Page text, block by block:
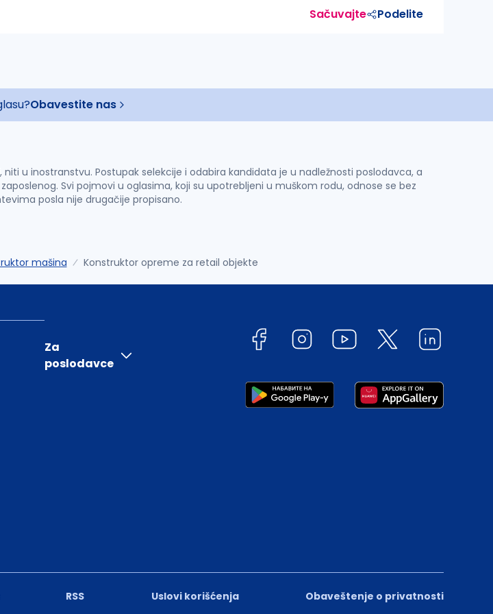
Sačuvajte Podelite
Obavestite nas
u inostranstvu. Postupak selekcije i odabira kandidata je u nadležnosti poslodavca, a
Svi pojmovi u oglasima, koji su upotrebljeni u muškom rodu, odnose se bez
posla nije drugačije propisano.
mašina Konstruktor opreme za retail objekte
RSS Uslovi korišćenja Obaveštenje o privatnosti
Za
poslodavce